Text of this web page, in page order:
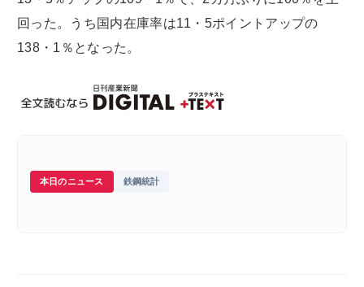
回った。うち国内在庫率は11・5ポイントアップの
138・1％となった。
本日のニュース 鉄鋼統計